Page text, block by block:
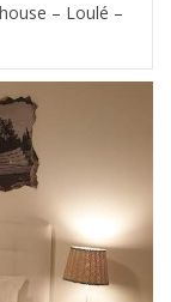
– Loulé –